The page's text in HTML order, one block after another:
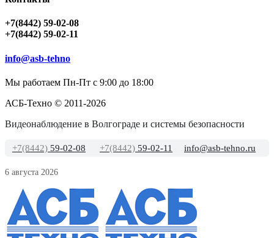
+7(8442) 59-02-08
+7(8442) 59-02-11
info@asb-tehno
Мы работаем Пн-Пт с 9:00 до 18:00
АСБ-Техно © 2011-2026
Видеонаблюдение в Волгограде и системы безопасности
+7(8442) 59-02-08 +7(8442) 59-02-11 info@asb-tehno.ru
6 августа 2026